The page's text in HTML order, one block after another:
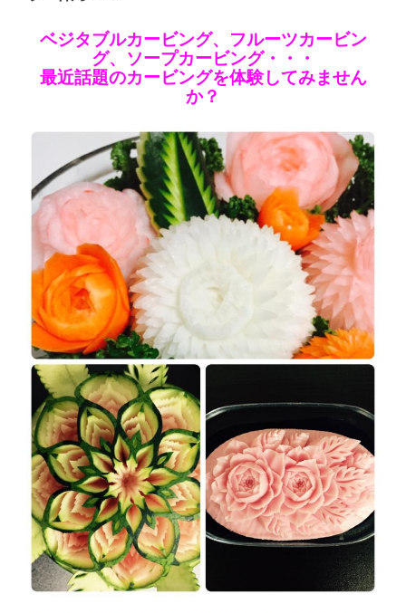
ベジタブルカービング、フルーツカービン
グ、ソープカービング・・・
最近話題のカービングを体験してみません
か？